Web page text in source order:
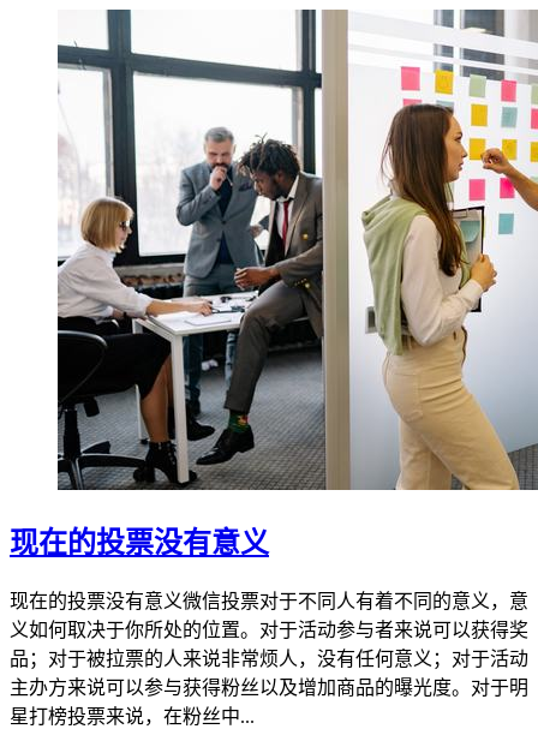
现在的投票没有意义
现在的投票没有意义微信投票对于不同人有着不同的意义，意
义如何取决于你所处的位置。对于活动参与者来说可以获得奖
品；对于被拉票的人来说非常烦人，没有任何意义；对于活动
主办方来说可以参与获得粉丝以及增加商品的曝光度。对于明
星打榜投票来说，在粉丝中...